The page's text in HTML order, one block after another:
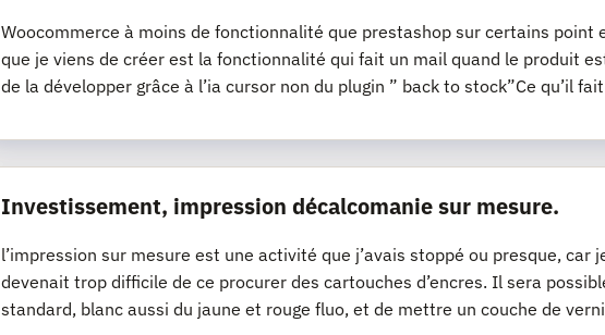
Woocommerce à moins de fonctionnalité que prestashop sur certains point
que je viens de créer est la fonctionnalité qui fait un mail quand le produit
de la développer grâce à l’ia cursor non du plugin ” back to stock”Ce qu’il
Investissement, impression décalcomanie sur mesure.
l’impression sur mesure est une activité que j’avais stoppé ou presque, car
devenait trop difficile de ce procurer des cartouches d’encres. Il sera
standard, blanc aussi du jaune et rouge fluo, et de mettre un couche de